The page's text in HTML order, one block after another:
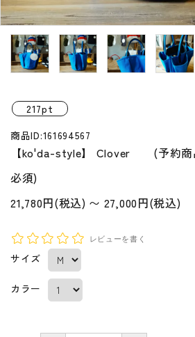
217pt
商品ID:161694567
【ko'da-style】 Clover (予約商
必須)
21,780円(税込) 〜 27,000円(税込)
レビューを書く
サイズ
カラー